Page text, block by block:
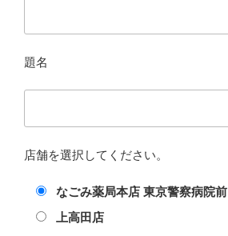
題名
店舗を選択してください。
なごみ薬局本店 東京警察病院前
上高田店